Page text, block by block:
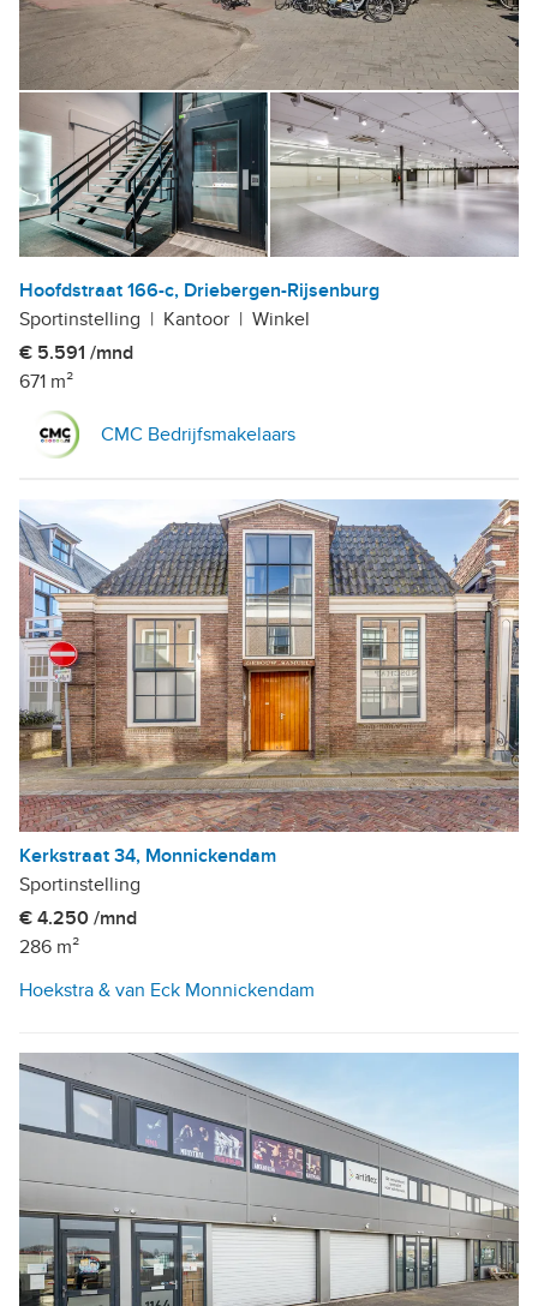
Hoofdstraat 166-c, Driebergen-Rijsenburg
Sportinstelling | Kantoor | Winkel
€ 5.591 /mnd
671 m²
CMC Bedrijfsmakelaars
Kerkstraat 34, Monnickendam
Sportinstelling
€ 4.250 /mnd
286 m²
Hoekstra & van Eck Monnickendam